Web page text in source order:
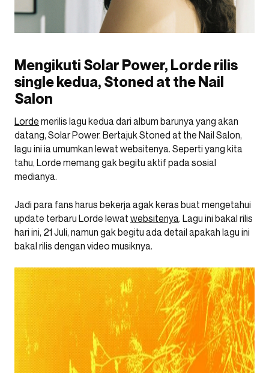
Mengikuti Solar Power, Lorde rilis
single kedua, Stoned at the Nail
Salon
Lorde merilis lagu kedua dari album barunya yang akan
datang, Solar Power. Bertajuk Stoned at the Nail Salon,
lagu ini ia umumkan lewat websitenya. Seperti yang kita
tahu, Lorde memang gak begitu aktif pada sosial
medianya.
Jadi para fans harus bekerja agak keras buat mengetahui
update terbaru Lorde lewat websitenya. Lagu ini bakal rilis
hari ini, 21 Juli, namun gak begitu ada detail apakah lagu ini
bakal rilis dengan video musiknya.